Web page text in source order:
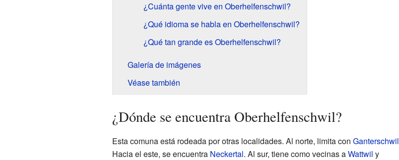
¿Cuánta gente vive en Oberhelfenschwil?
¿Qué idioma se habla en Oberhelfenschwil?
¿Qué tan grande es Oberhelfenschwil?
Galería de imágenes
Véase también
¿Dónde se encuentra Oberhelfenschwil?
Esta comuna está rodeada por otras localidades. Al norte, limita con Ganterschwil
Hacia el este, se encuentra Neckertal. Al sur, tiene como vecinas aWattwil y